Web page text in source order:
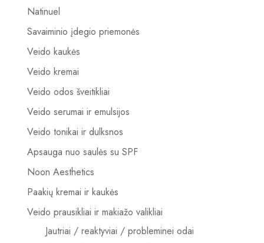
Natinuel
Savaiminio įdegio priemonės
Veido kaukės
Veido kremai
Veido odos šveitikliai
Veido serumai ir emulsijos
Veido tonikai ir dulksnos
Apsauga nuo saulės su SPF
Noon Aesthetics
Paakių kremai ir kaukės
Veido prausikliai ir makiažo valikliai
Jautriai / reaktyviai / probleminei odai